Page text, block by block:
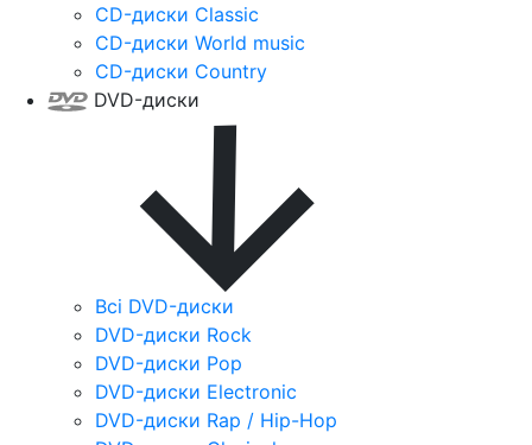
CD-диски Classic
CD-диски World music
CD-диски Country
DVD-диски
Всі DVD-диски
DVD-диски Rock
DVD-диски Pop
DVD-диски Electronic
DVD-диски Rap / Hip-Hop